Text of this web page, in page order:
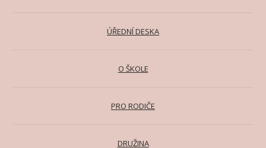
ÚŘEDNÍ DESKA
O ŠKOLE
PRO RODIČE
DRUŽINA